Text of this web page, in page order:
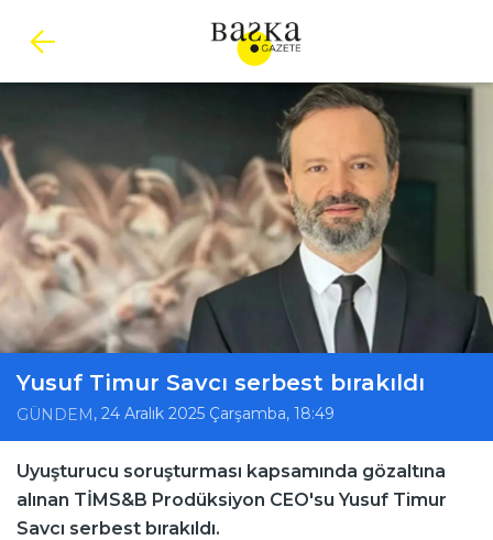
Yusuf Timur Savcı serbest bırakıldı
GÜNDEM, 24 Aralık 2025 Çarşamba, 18:49
Uyuşturucu soruşturması kapsamında gözaltına
alınan TİMS&B Prodüksiyon CEO'su Yusuf Timur
Savcı serbest bırakıldı.